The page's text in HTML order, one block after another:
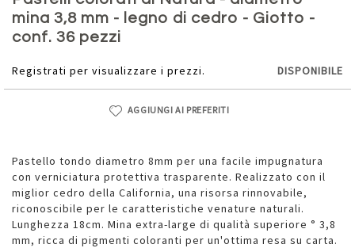
mina 3,8 mm - legno di cedro - Giotto -
conf. 36 pezzi
Registrati per visualizzare i prezzi. DISPONIBILE
AGGIUNGI AI PREFERITI
Pastello tondo diametro 8mm per una facile impugnatura
con verniciatura protettiva trasparente. Realizzato con il
miglior cedro della California, una risorsa rinnovabile,
riconoscibile per le caratteristiche venature naturali.
Lunghezza 18cm. Mina extra-large di qualità superiore ° 3,8
mm, ricca di pigmenti coloranti per un'ottima resa su carta.
della
galleria
di